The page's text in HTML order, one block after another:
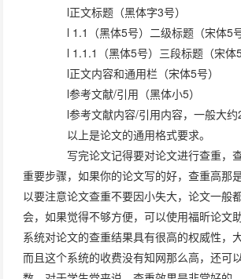
l正文标题（黑体字3号）
l 1.1（黑体5号）二级标题（宋体5号
l 1.1.1（黑体5号）三段标题（宋体5
l正文内容和通用栏（宋体5号）
l参考文献/引用（黑体小5）
l参考文献内容/引用内容，一般大约
以上是论文的通用格式要求。
写完论文记得要对论文进行查重，
重要步骤，如果你的论文写的好，查重高那
以要注意论文查重不要因小失大，论文一般
会，如果觉得不够方便，可以使用福昕论文
系统对论文的查重结果具有很高的权威性，
而且这个系统的收费没有知网那么高，还可